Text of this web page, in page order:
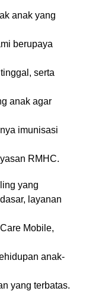
anak yang
berupaya
serta
anak agar
imunisasi
RMHC.
yang
layanan
Mobile,
anak-
yang terbatas.